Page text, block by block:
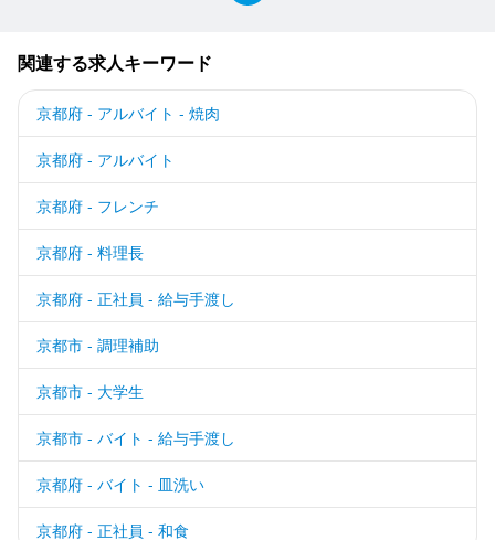
関連する求人キーワード
京都府 - アルバイト - 焼肉
京都府 - アルバイト
京都府 - フレンチ
京都府 - 料理長
京都府 - 正社員 - 給与手渡し
京都市 - 調理補助
京都市 - 大学生
京都市 - バイト - 給与手渡し
京都府 - バイト - 皿洗い
京都府 - 正社員 - 和食